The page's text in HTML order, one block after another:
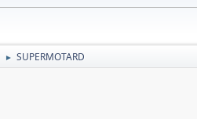
► SUPERMOTARD